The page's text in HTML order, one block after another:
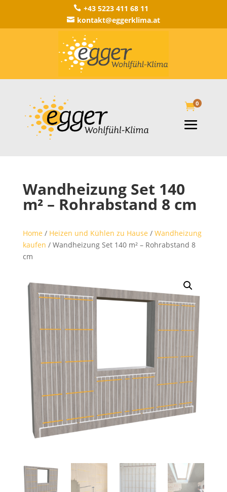
 +43 5223 411 68 11
 kontakt@eggerklima.at
0
Wandheizung Set 140
m² – Rohrabstand 8 cm
Home / Heizen und Kühlen zu Hause / Wandheizung
kaufen / Wandheizung Set 140 m² – Rohrabstand 8
cm